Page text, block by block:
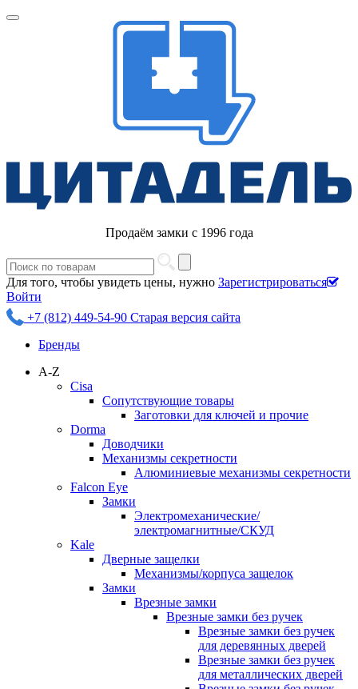
Продаём замки с 1996 года
Для того, чтобы увидеть цены, нужно Зарегистрироваться
Войти
+7 (812) 449-54-90 Старая версия сайта
Бренды
A-Z
Cisa
Сопутствующие товары
Заготовки для ключей и прочие
Dorma
Доводчики
Механизмы секретности
Алюминиевые механизмы секретности
Falcon Eye
Замки
Электромеханические/
электромагнитные/СКУД
Kale
Дверные защелки
Механизмы/корпуса защелок
Замки
Врезные замки
Врезные замки без ручек
Врезные замки без ручек
для деревянных дверей
Врезные замки без ручек
для металлических дверей